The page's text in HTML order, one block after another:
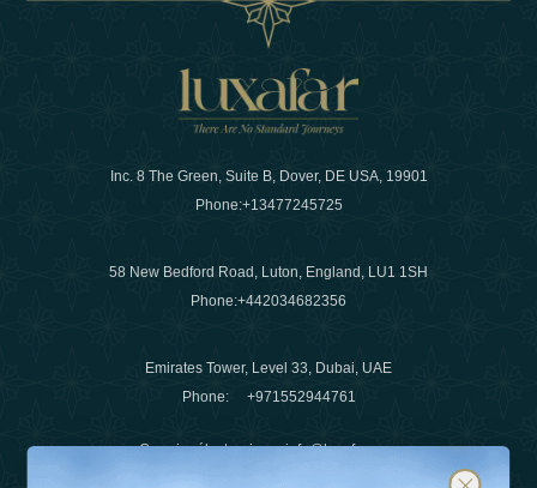
Inc. 8 The Green, Suite B, Dover, DE USA, 19901
Phone:+13477245725
58 New Bedford Road, Luton, England, LU1 1SH
Phone:+442034682356
Emirates Tower, Level 33, Dubai, UAE
Phone: +971552944761
Courrier électronique:info@luxafar.com
Souhaitez-vous en savoir plus sur les dernières
Abonnez-vous à notre newsletter et restez informé